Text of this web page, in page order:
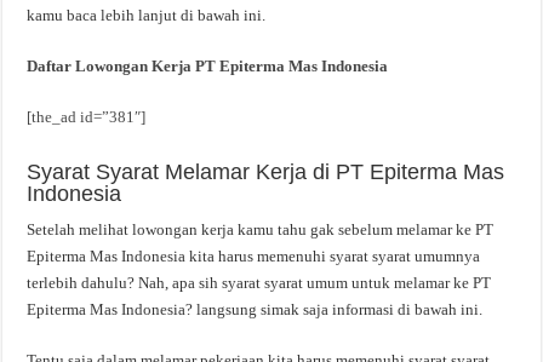
kamu baca lebih lanjut di bawah ini.
Daftar Lowongan Kerja PT Epiterma Mas Indonesia
[the_ad id=”381″]
Syarat Syarat Melamar Kerja di PT Epiterma Mas
Indonesia
Setelah melihat lowongan kerja kamu tahu gak sebelum melamar ke PT
Epiterma Mas Indonesia kita harus memenuhi syarat syarat umumnya
terlebih dahulu? Nah, apa sih syarat syarat umum untuk melamar ke PT
Epiterma Mas Indonesia? langsung simak saja informasi di bawah ini.